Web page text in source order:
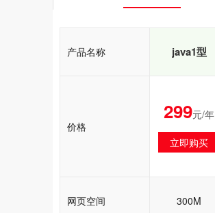
产品名称 java1型
价格
299元/年
立即购买
网页空间 300M